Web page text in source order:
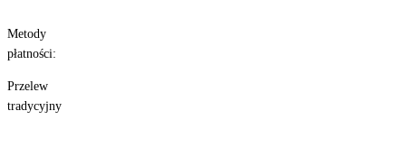
Metody
płatności:
Przelew
tradycyjny